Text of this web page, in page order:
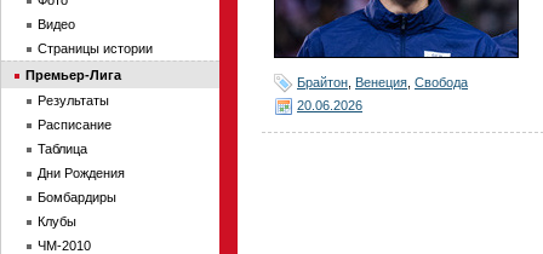
Брайтон Венеция Свобода
20.06.2026
Видео
Страницы истории
Премьер-Лига
Результаты
Расписание
Таблица
Дни Рождения
Бомбардиры
Клубы
ЧМ-2010